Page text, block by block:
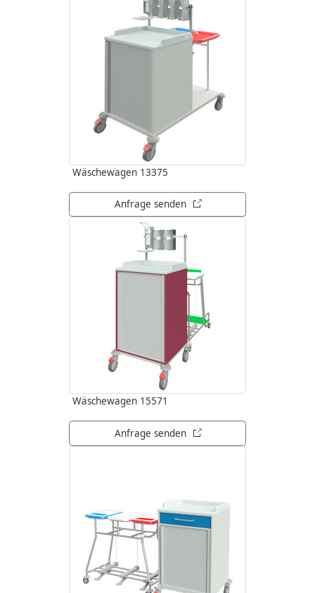
Wäschewagen 13375
Anfrage senden öffnet in neuem Tab
Wäschewagen 15571
Anfrage senden öffnet in neuem Tab